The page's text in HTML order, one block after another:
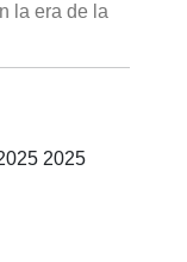
la era de la
2025